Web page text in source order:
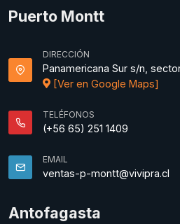
Puerto Montt
DIRECCIÓN
Panamericana Sur s/n,
[Ver en Google Maps]
TELÉFONOS
(+56 65) 251 1409
EMAIL
ventas-p-montt@vivipra.cl
Antofagasta